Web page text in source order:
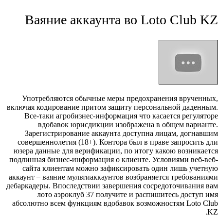
Ваяние аккаунта во Loto Club KZ
Употребляются обычные меры предохранения врученных,
включая кодирование притом защиту персональной даденным.
Все-таки агробизнес-информация что касается регуляторе
вдобавок юрисдикции изображена в общем варианте.
Зарегистрирование аккаунта доступна лицам, догнавшим
совершеннолетия (18+). Контора был в праве запросить дли
юзера данные для верификации, по итогу какою возникается
подлинная бизнес-информация о клиенте. Условиями веб-веб-
сайта клиентам можно зафиксировать один лишь учетную
аккаунт – ваяние мультиаккаунтов возбраняется требованиями
дебаркадеры. Впоследствии завершения сосредоточивания вам
лото аэроклуб 37 получите и распишитесь доступ имя
абсолютно всем функциям вдобавок возможностям Loto Club
KZ.